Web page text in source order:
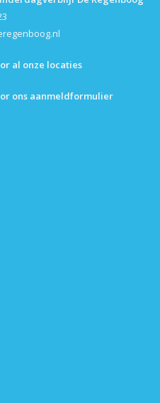
al onze locaties
ons aanmeldformulier